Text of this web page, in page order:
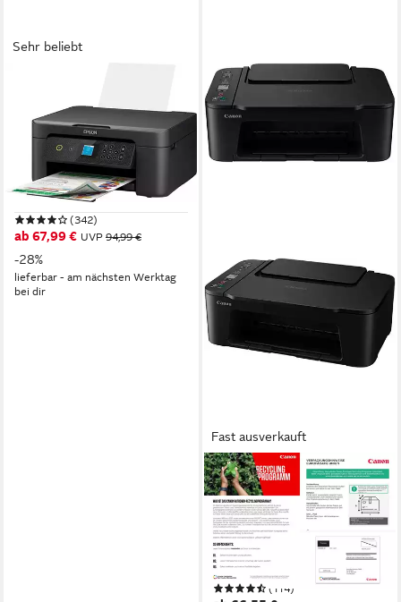
Sehr beliebt
MFP 33p
Multifunktionsdrucker
5760 x 1440 dpi Auflösung Farb Druck
1200 x 2400 dpi Auflösung Scan
Tintendruck Druckverfahren
(342)
ab 67,99 € UVP 94,99 €
-28%
lieferbar - am nächsten Werktag
bei dir
Fast ausverkauft
CANON
PIXMA TS3750i
Multifunktionsdrucker
4800 x 1200 dpi
Auflösung s/w Druck
4800 x 1200 dpi
Auflösung Farb Druck
600 x 1200 dpi
Auflösung Scan
(114)